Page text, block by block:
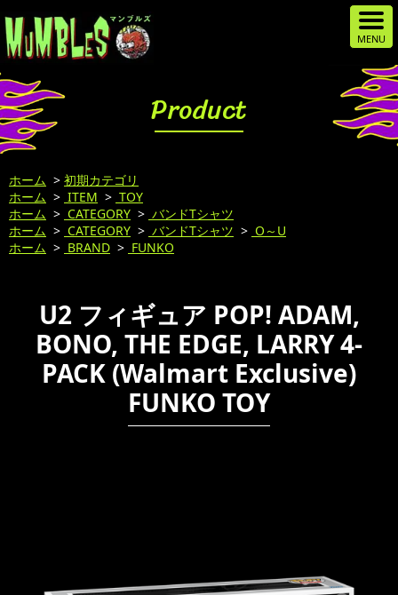
Product
ホーム > 初期カテゴリ
ホーム > ITEM > TOY
ホーム > CATEGORY > バンドTシャツ
ホーム > CATEGORY > バンドTシャツ > O～U
ホーム > BRAND > FUNKO
U2 フィギュア POP! ADAM,
BONO, THE EDGE, LARRY 4-
PACK (Walmart Exclusive)
FUNKO TOY